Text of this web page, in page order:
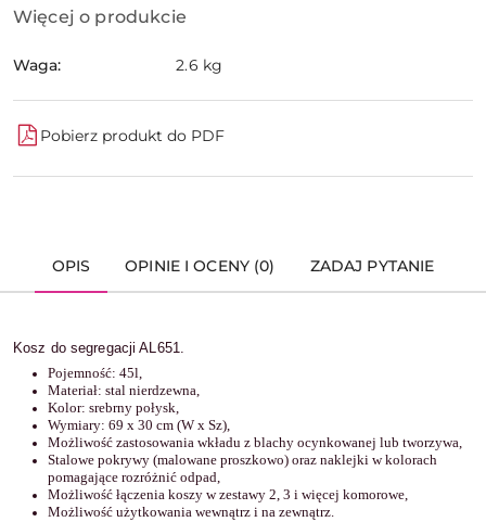
Więcej o produkcie
Waga: 2.6 kg
Pobierz produkt do PDF
OPIS OPINIE I OCENY (0) ZADAJ PYTANIE
Kosz do segregacji AL651.
Pojemność: 45l,
Materiał: stal nierdzewna,
Kolor: srebrny połysk,
Wymiary: 69 x 30 cm (W x Sz),
Możliwość zastosowania wkładu z blachy ocynkowanej lub tworzywa,
Stalowe pokrywy (malowane proszkowo) oraz naklejki w kolorach
pomagające rozróżnić odpad,
Możliwość łączenia koszy w zestawy 2, 3 i więcej komorowe,
Możliwość użytkowania wewnątrz i na zewnątrz.